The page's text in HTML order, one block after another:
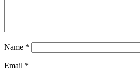
Name *
Email *